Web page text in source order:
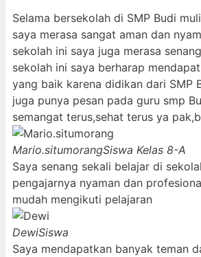
Selama bersekolah di SMP Budi
saya merasa sangat aman dan
sekolah ini saya juga merasa
sekolah ini saya berharap
yang baik karena didikan dari SMP
juga punya pesan pada guru smp
semangat terus,sehat terus ya
Mario.situmorangSiswa Kelas 8-A
Saya senang sekali belajar di
pengajarnya nyaman dan
mudah mengikuti pelajaran
DewiSiswa
Saya mendapatkan banyak teman